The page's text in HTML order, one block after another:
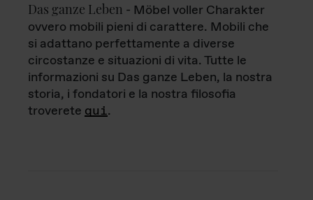
Das ganze Leben - Möbel voller Charakter
ovvero mobili pieni di carattere. Mobili che
si adattano perfettamente a diverse
circostanze e situazioni di vita. Tutte le
informazioni su Das ganze Leben, la nostra
storia, i fondatori e la nostra filosofia
troverete qui.